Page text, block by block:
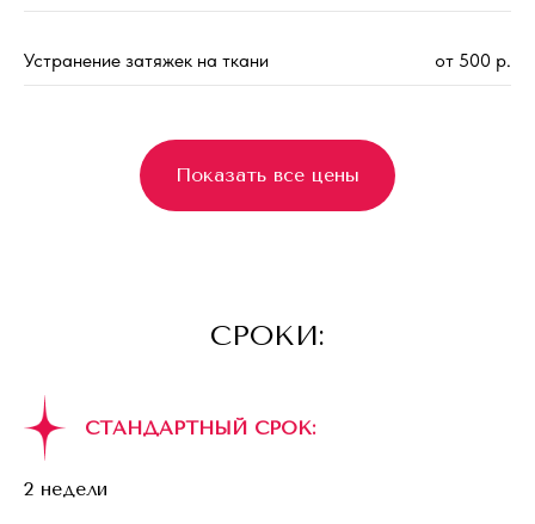
Устранение затяжек на ткани от 500 р.
Показать все цены
СРОКИ:
СТАНДАРТНЫЙ СРОК:
2 недели